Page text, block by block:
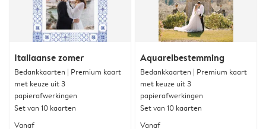
Italiaanse zomer
Bedankkaarten | Premium kaart
met keuze uit 3
papierafwerkingen
Set van 10 kaarten
Vanaf
Aquarelbestemming
Bedankkaarten | Premium kaart
met keuze uit 3
papierafwerkingen
Set van 10 kaarten
Vanaf